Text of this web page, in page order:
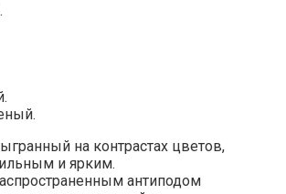
на контрастах цветов,
и ярким.
антиподом